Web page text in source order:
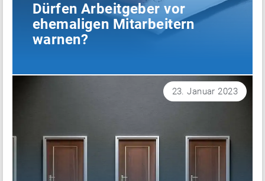
Dürfen Arbeitgeber vor
ehemaligen Mitarbeitern
warnen?
23. Januar 2023